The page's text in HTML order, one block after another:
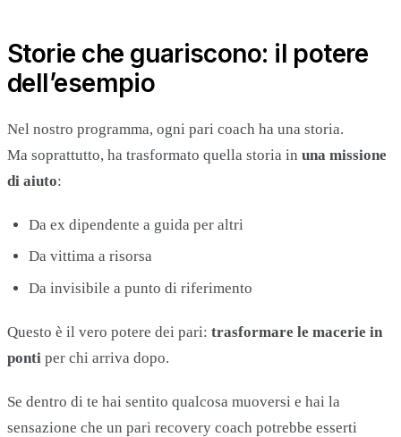
Storie che guariscono: il potere
dell’esempio
Nel nostro programma, ogni pari coach ha una storia.
Ma soprattutto, ha trasformato quella storia in una missione
di aiuto:
Da ex dipendente a guida per altri
Da vittima a risorsa
Da invisibile a punto di riferimento
Questo è il vero potere dei pari: trasformare le macerie in
ponti per chi arriva dopo.
Se dentro di te hai sentito qualcosa muoversi e hai la
sensazione che un pari recovery coach potrebbe esserti